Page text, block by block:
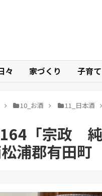
々 家づくり 子育て
10_お酒 11_日本酒
「宗政
浦郡有田町